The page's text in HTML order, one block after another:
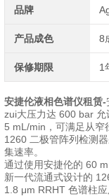
品牌
产品成色 8
保修期限 1
安捷伦液相色谱仪租赁-
zui大压力达 600 bar
5 mL/min，可满足从
1260 二极管阵列检测
集速率。
通过使用安捷伦的 60
新一代流通式设计的
1.8 μm RRHT 色谱柱